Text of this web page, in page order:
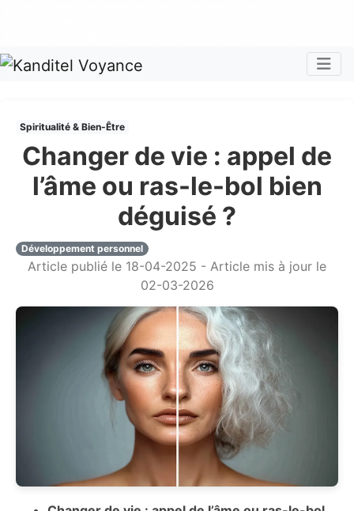
Spiritualité & Bien-Être
Changer de vie : appel de
l’âme ou ras-le-bol bien
déguisé ?
Développement personnel
Article publié le 18-04-2025 - Article mis à jour le
02-03-2026